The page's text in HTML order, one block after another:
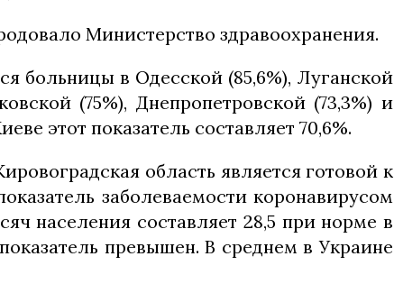
Министерство здравоохранения.
больницы в Одесской (85,6%), Луганской
(75%), Днепропетровской (73,3%) и
этот показатель составляет 70,6%.
область является готовой к
заболеваемости коронавирусом
населения составляет 28,5 при норме в
превышен. В среднем в Украине